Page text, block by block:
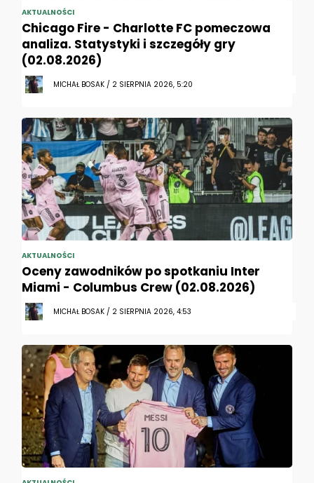
AKTUALNOŚCI
Chicago Fire - Charlotte FC pomeczowa
analiza. Statystyki i szczegóły gry
(02.08.2026)
MICHAŁ BOSAK / 2 SIERPNIA 2026, 5:20
AKTUALNOŚCI
Oceny zawodników po spotkaniu Inter
Miami - Columbus Crew (02.08.2026)
MICHAŁ BOSAK / 2 SIERPNIA 2026, 4:53